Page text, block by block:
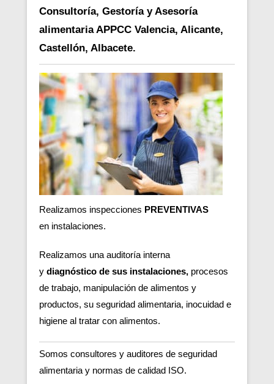
Consultoría, Gestoría y Asesoría
alimentaria APPCC Valencia, Alicante,
Castellón, Albacete.
Realizamos inspecciones PREVENTIVAS
en instalaciones.
Realizamos una auditoría interna
y diagnóstico de sus instalaciones, procesos
de trabajo, manipulación de alimentos y
productos, su seguridad alimentaria, inocuidad e
higiene al tratar con alimentos.
Somos consultores y auditores de seguridad
alimentaria y normas de calidad ISO.